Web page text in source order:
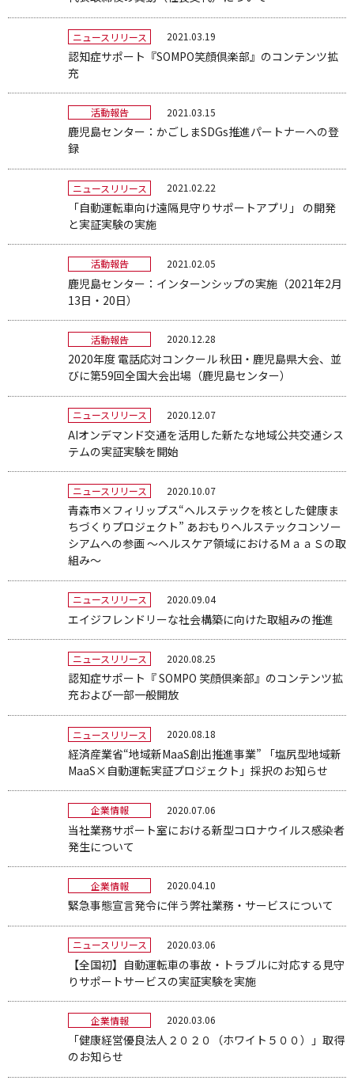
2021.03.19
ニュースリリース
認知症サポート『SOMPO笑顔倶楽部』のコンテンツ拡
充
2021.03.15
活動報告
鹿児島センター：かごしまSDGs推進パートナーへの登
録
2021.02.22
ニュースリリース
「自動運転車向け遠隔見守りサポートアプリ」 の開発
と実証実験の実施
2021.02.05
活動報告
鹿児島センター：インターンシップの実施（2021年2月
13日・20日）
2020.12.28
活動報告
2020年度 電話応対コンクール 秋田・鹿児島県大会、並
びに第59回全国大会出場（鹿児島センター）
2020.12.07
ニュースリリース
AIオンデマンド交通を活用した新たな地域公共交通シス
テムの実証実験を開始
2020.10.07
ニュースリリース
青森市×フィリップス“ヘルステックを核とした健康ま
ちづくりプロジェクト” あおもりヘルステックコンソー
シアムへの参画 〜ヘルスケア領域におけるＭａａＳの取
組み〜
2020.09.04
ニュースリリース
エイジフレンドリーな社会構築に向けた取組みの推進
2020.08.25
ニュースリリース
認知症サポート『 SOMPO 笑顔倶楽部』のコンテンツ拡
充および一部一般開放
2020.08.18
ニュースリリース
経済産業省“地域新MaaS創出推進事業” 「塩尻型地域新
MaaS×自動運転実証プロジェクト」採択のお知らせ
2020.07.06
企業情報
当社業務サポート室における新型コロナウイルス感染者
発生について
2020.04.10
企業情報
緊急事態宣言発令に伴う弊社業務・サービスについて
2020.03.06
ニュースリリース
【全国初】自動運転車の事故・トラブルに対応する見守
りサポートサービスの実証実験を実施
2020.03.06
企業情報
「健康経営優良法人２０２０（ホワイト５００）」取得
のお知らせ